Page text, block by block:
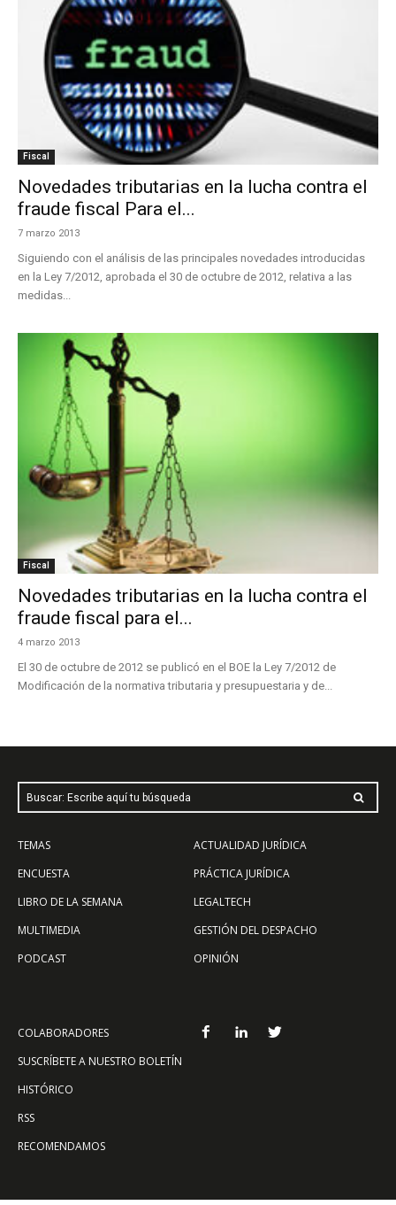
Fiscal
Novedades tributarias en la lucha contra el
fraude fiscal Para el...
7 marzo 2013
Siguiendo con el análisis de las principales novedades introducidas
en la Ley 7/2012, aprobada el 30 de octubre de 2012, relativa a las
medidas...
Fiscal
Novedades tributarias en la lucha contra el
fraude fiscal para el...
4 marzo 2013
El 30 de octubre de 2012 se publicó en el BOE la Ley 7/2012 de
Modificación de la normativa tributaria y presupuestaria y de...
Buscar: Escribe aquí tu búsqueda
TEMAS
ENCUESTA
LIBRO DE LA SEMANA
MULTIMEDIA
PODCAST
ACTUALIDAD JURÍDICA
PRÁCTICA JURÍDICA
LEGALTECH
GESTIÓN DEL DESPACHO
OPINIÓN
COLABORADORES
SUSCRÍBETE A NUESTRO BOLETÍN
HISTÓRICO
RSS
RECOMENDAMOS